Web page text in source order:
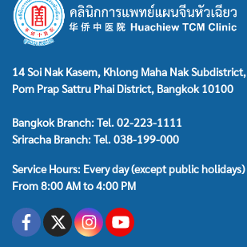
14 Soi Nak Kasem, Khlong Maha Nak Subdistrict,
Pom Prap Sattru Phai District, Bangkok 10100
Bangkok Branch: Tel. 02-223-1111
Sriracha Branch: Tel. 038-199-000
Service Hours: Every day (except public holidays)
From 8:00 AM to 4:00 PM